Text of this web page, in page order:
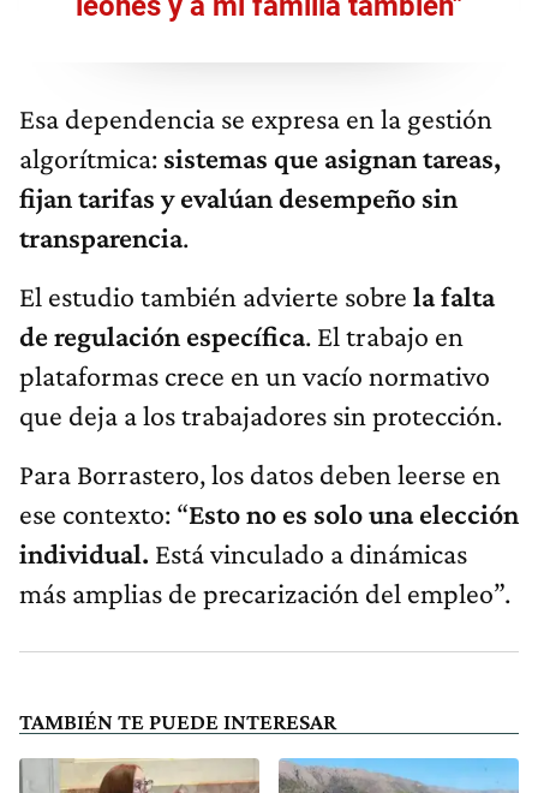
Esa dependencia se expresa en la gestión
algorítmica: sistemas que asignan tareas,
fijan tarifas y evalúan desempeño sin
transparencia.
El estudio también advierte sobre la falta
de regulación específica. El trabajo en
plataformas crece en un vacío normativo
que deja a los trabajadores sin protección.
Para Borrastero, los datos deben leerse en
ese contexto: “Esto no es solo una elección
individual. Está vinculado a dinámicas
más amplias de precarización del empleo”.
TAMBIÉN TE PUEDE INTERESAR